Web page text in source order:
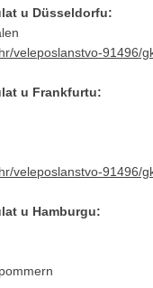
u Düsseldorfu:
veleposlanstvo-91496/
u Frankfurtu:
veleposlanstvo-91496/
u Hamburgu: